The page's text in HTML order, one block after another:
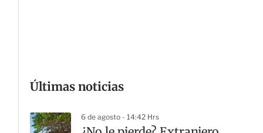
Últimas noticias
6 de agosto - 14:42 Hrs